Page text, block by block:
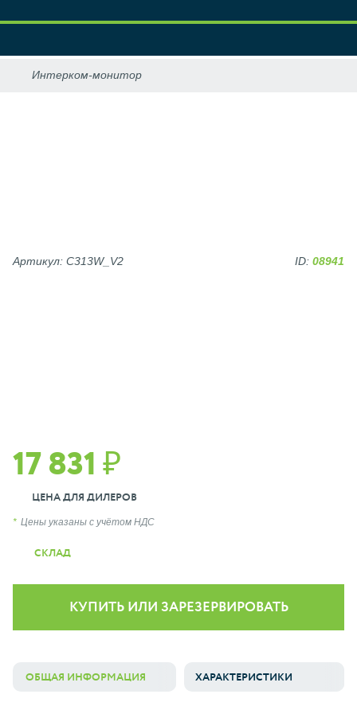
17 831 ₽
ЦЕНА ДЛЯ ДИЛЕРОВ
Цены указаны с учётом НДС
СКЛАД
Артикул: C313W_V2 ID: 08941
КУПИТЬ ИЛИ ЗАРЕЗЕРВИРОВАТЬ
ОБЩАЯ ИНФОРМАЦИЯ ХАРАКТЕРИСТИКИ